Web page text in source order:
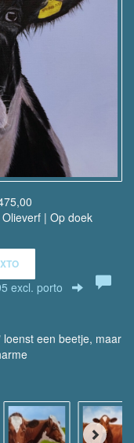
| Op doek
excl. porto
een beetje, maar